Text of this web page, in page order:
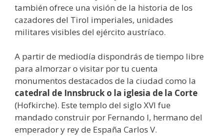
también ofrece una visión de la historia de los
cazadores del Tirol imperiales, unidades
militares visibles del ejército austríaco.
A partir de mediodía dispondrás de tiempo libre
para almorzar o visitar por tu cuenta
monumentos destacados de la ciudad como la
catedral de Innsbruck o la iglesia de la Corte
(Hofkirche). Este templo del siglo XVI fue
mandado construir por Fernando I, hermano del
emperador y rey de España Carlos V.